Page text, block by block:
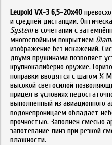
Leupold VX-3 6,5-20x40
и средней дистанции.
Systemв сочетании с
многослойным покрытием
изображение без искажений.
двумя пружинами позволяет
крупнокалиберно оружие.
поправки вводятся с шагом ¼
высокой светосилой
прицел в условиях
выполненный из авиационного
водонепроницаем обладает
прочностью. Заполнен смесью
запотевание линз при резкой
влажности.